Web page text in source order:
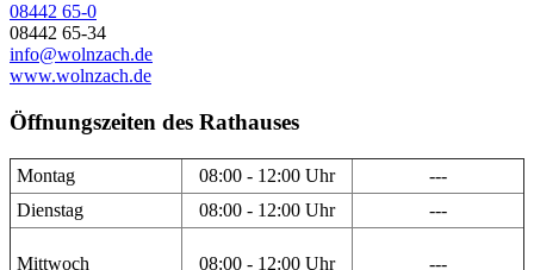
08442 65-0
08442 65-34
info@wolnzach.de
www.wolnzach.de
Öffnungszeiten des Rathauses
Montag 08:00 - 12:00 Uhr
---
Dienstag
08:00 - 12:00 Uhr ---
Mittwoch 08:00 - 12:00 Uhr ---